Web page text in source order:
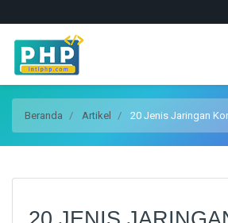
Beranda Artikel 20 Jenis Jaringan